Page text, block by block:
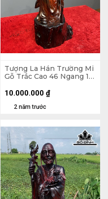
Tượng La Hán Trường Mi
Gỗ Trắc Cao 46 Ngang 16
2 năm trước
10.000.000 ₫